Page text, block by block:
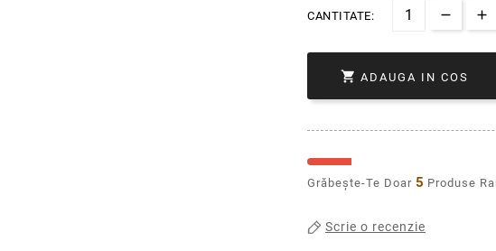
CANTITATE:
 ADAUGA IN COS
Grăbește-Te Doar 5 Produse
Scrie o recenzie